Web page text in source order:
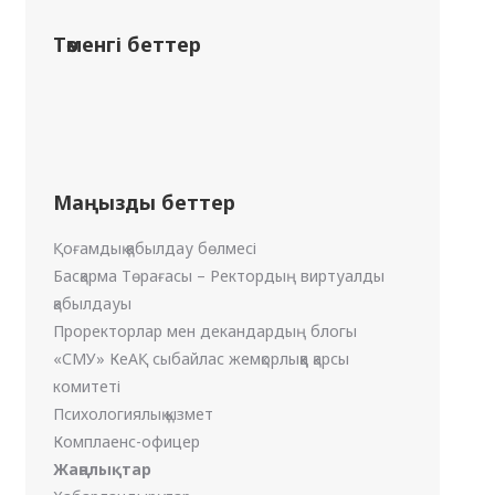
Төменгі беттер
Маңызды беттер
Қоғамдық қабылдау бөлмесі
Басқарма Төрағасы – Ректордың виртуалды
қабылдауы
Проректорлар мен декандардың блогы
«СМУ» КеАҚ сыбайлас жемқорлыққа қарсы
комитеті
Психологиялық қызмет
Комплаенс-офицер
Жаңалықтар